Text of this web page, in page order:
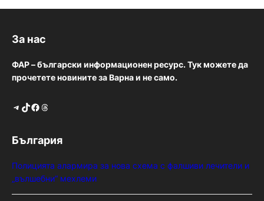
За нас
ФАР – български информационен ресурс. Тук можете да
прочетете новините за Варна и не само.
Telegram TikTok Facebook Threads
България
Полицията алармира за нова схема с фалшиви лечители и
„вълшебни“ мехлеми